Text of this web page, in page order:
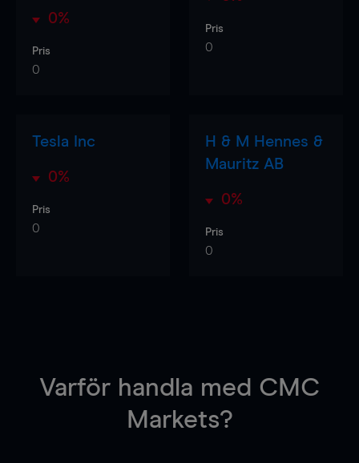
0%
Pris
0
Pris
0
Tesla Inc
0%
Pris
0
H & M Hennes &
Mauritz AB
0%
Pris
0
Varför handla med CMC
Markets?